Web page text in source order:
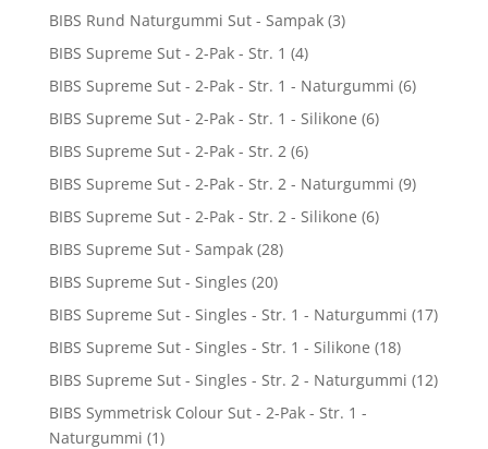
BIBS Rund Naturgummi Sut - Sampak (3)
BIBS Supreme Sut - 2-Pak - Str. 1 (4)
BIBS Supreme Sut - 2-Pak - Str. 1 - Naturgummi (6)
BIBS Supreme Sut - 2-Pak - Str. 1 - Silikone (6)
BIBS Supreme Sut - 2-Pak - Str. 2 (6)
BIBS Supreme Sut - 2-Pak - Str. 2 - Naturgummi (9)
BIBS Supreme Sut - 2-Pak - Str. 2 - Silikone (6)
BIBS Supreme Sut - Sampak (28)
BIBS Supreme Sut - Singles (20)
BIBS Supreme Sut - Singles - Str. 1 - Naturgummi (17)
BIBS Supreme Sut - Singles - Str. 1 - Silikone (18)
BIBS Supreme Sut - Singles - Str. 2 - Naturgummi (12)
BIBS Symmetrisk Colour Sut - 2-Pak - Str. 1 -
Naturgummi (1)